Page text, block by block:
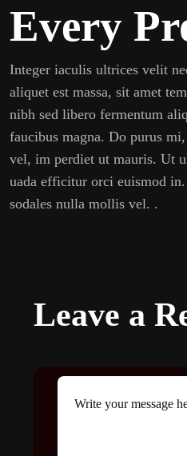
Every
Integer iaculis ultrices velit
aliquet est massa, sit amet
nibh sed libero fermentum
faucibus magna. Do purus
vel, im perdiet ut mauris. Ut
uada efficitur orci euismod
sodales nulla mollis vel. .
Leave a